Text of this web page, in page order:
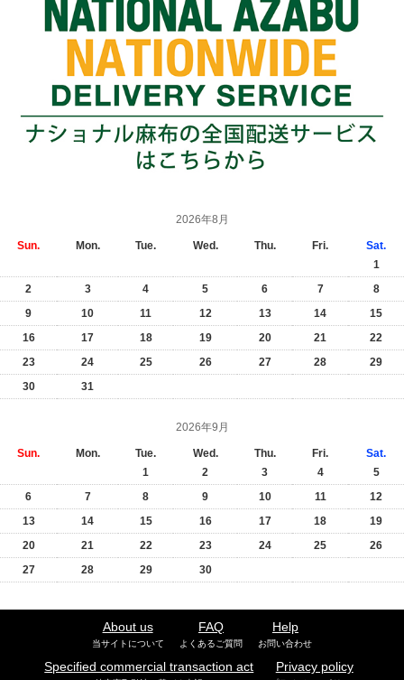
2026年8月
Sun. Mon. Tue. Wed. Thu. Fri.
Sat.
1
2
3 4 5 6 7
8
9
10 11 12 13 14
15
16
17 18 19 20 21
22
23
24 25 26 27 28
29
30
31
2026年9月
Sun. Mon. Tue. Wed. Thu. Fri.
Sat.
1
2 3 4
5
6
7 8 9 10 11
12
13
14 15 16 17 18
19
20
21 22 23 24 25
26
27
28 29 30
About us
当サイトについて
FAQ
よくあるご質問
Help
お問い合わせ
Specified commercial transaction act Privacy policy